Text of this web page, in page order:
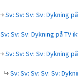
Sv: Sv: Sv: Sv: Dykning
Sv: Sv: Sv: Dykning på TV
Sv: Sv: Sv: Sv: Dykning
Sv: Sv: Sv: Sv: Sv: